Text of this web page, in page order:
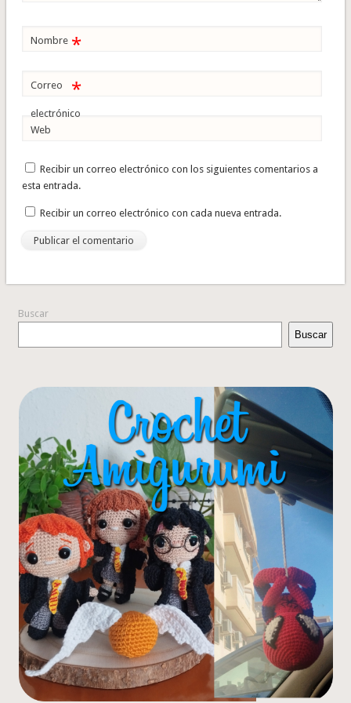
Nombre *
Correo
electrónico
*
Web
Recibir un correo electrónico con los siguientes comentarios a
esta entrada.
Recibir un correo electrónico con cada nueva entrada.
Buscar
Buscar